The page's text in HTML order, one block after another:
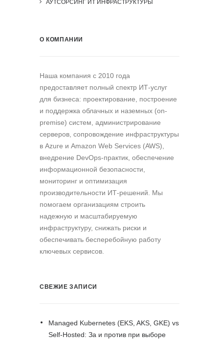
АУТСОРСИНГ ИТ ИНФРАСТРУКТУРЫ
О КОМПАНИИ
Наша компания c 2010 года
предоставляет полный спектр ИТ-услуг
для бизнеса: проектирование, построение
и поддержка облачных и наземных (on-
premise) систем, администрирование
серверов, сопровождение инфраструктуры
в Azure и Amazon Web Services (AWS),
внедрение DevOps-практик, обеспечение
информационной безопасности,
мониторинг и оптимизация
производительности ИТ-решений. Мы
помогаем организациям строить
надежную и масштабируемую
инфраструктуру, снижать риски и
обеспечивать бесперебойную работу
ключевых сервисов.
СВЕЖИЕ ЗАПИСИ
Managed Kubernetes (EKS, AKS, GKE) vs
Self-Hosted: За и против при выборе